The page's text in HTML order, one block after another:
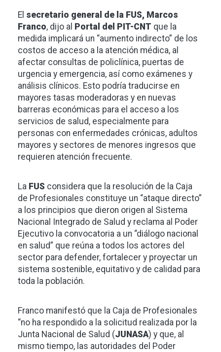
El secretario general de la FUS, Marcos
Franco, dijo al Portal del PIT-CNT que la
medida implicará un “aumento indirecto” de los
costos de acceso a la atención médica, al
afectar consultas de policlínica, puertas de
urgencia y emergencia, así como exámenes y
análisis clínicos. Esto podría traducirse en
mayores tasas moderadoras y en nuevas
barreras económicas para el acceso a los
servicios de salud, especialmente para
personas con enfermedades crónicas, adultos
mayores y sectores de menores ingresos que
requieren atención frecuente.
La FUS considera que la resolución de la Caja
de Profesionales constituye un “ataque directo”
a los principios que dieron origen al Sistema
Nacional Integrado de Salud y reclama al Poder
Ejecutivo la convocatoria a un “diálogo nacional
en salud” que reúna a todos los actores del
sector para defender, fortalecer y proyectar un
sistema sostenible, equitativo y de calidad para
toda la población.
Franco manifestó que la Caja de Profesionales
“no ha respondido a la solicitud realizada por la
Junta Nacional de Salud (JUNASA) y que, al
mismo tiempo, las autoridades del Poder